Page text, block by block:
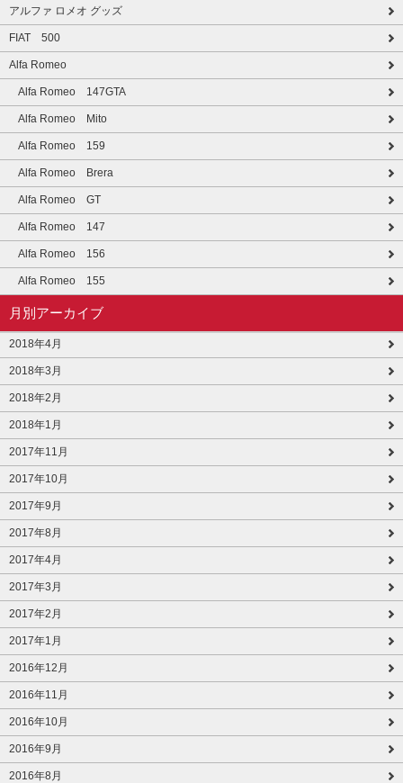
アルファ ロメオ グッズ
FIAT 500
Alfa Romeo
Alfa Romeo 147GTA
Alfa Romeo Mito
Alfa Romeo 159
Alfa Romeo Brera
Alfa Romeo GT
Alfa Romeo 147
Alfa Romeo 156
Alfa Romeo 155
月別アーカイブ
2018年4月
2018年3月
2018年2月
2018年1月
2017年11月
2017年10月
2017年9月
2017年8月
2017年4月
2017年3月
2017年2月
2017年1月
2016年12月
2016年11月
2016年10月
2016年9月
2016年8月